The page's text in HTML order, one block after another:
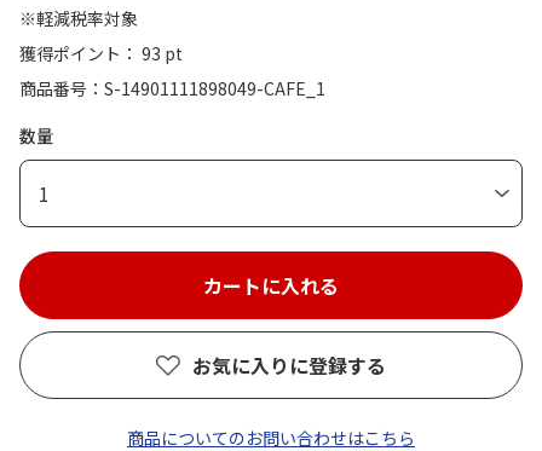
※軽減税率対象
獲得ポイント： 93 pt
商品番号
S-14901111898049-CAFE_1
数量
1
お気に入りに登録する
商品についてのお問い合わせはこちら